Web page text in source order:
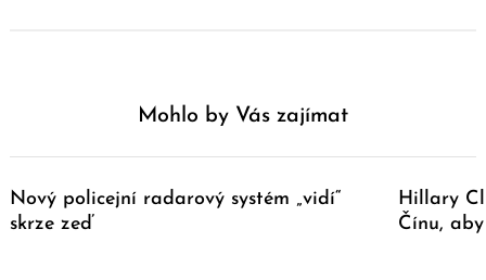
Mohlo by Vás zajímat
Nový policejní radarový systém „vidí“
skrze zeď
Hillary
Čínu,